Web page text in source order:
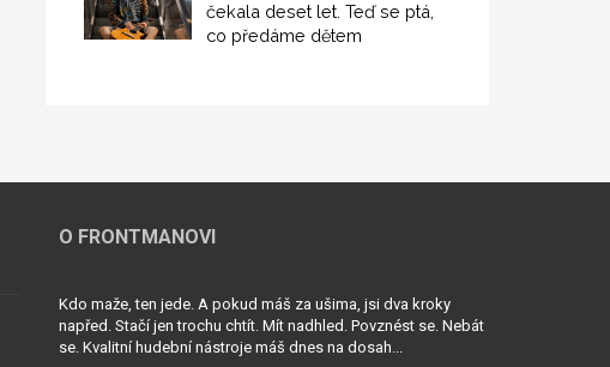
čekala deset let. Teď se ptá,
co předáme dětem
O FRONTMANOVI
Kdo maže, ten jede. A pokud máš za ušima, jsi dva kroky
napřed. Stačí jen trochu chtít. Mít nadhled. Povznést se. Nebát
se. Kvalitní hudební nástroje máš dnes na dosah...